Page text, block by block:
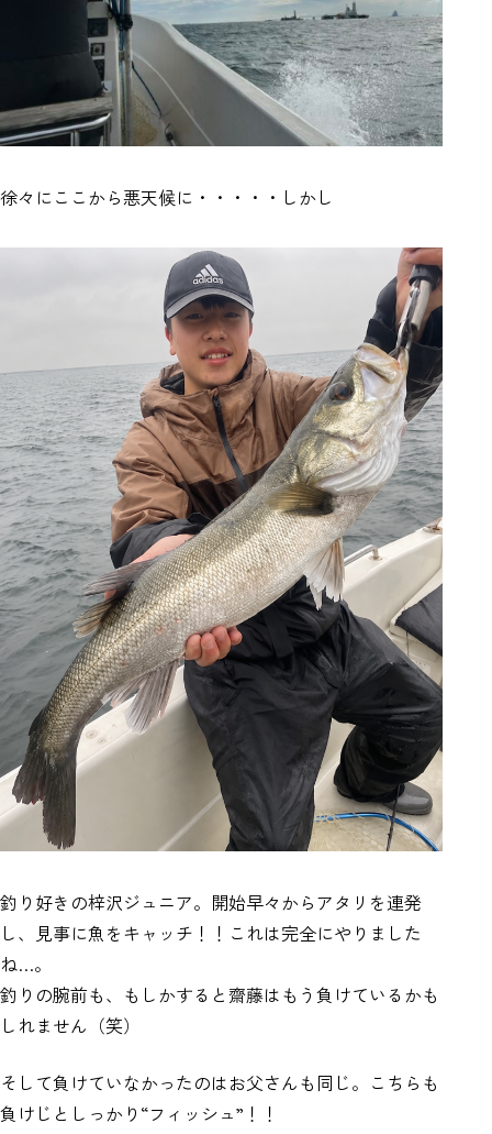
徐々にここから悪天候に・・・・・しかし
釣り好きの梓沢ジュニア。開始早々からアタリを連発
し、見事に魚をキャッチ！！これは完全にやりました
ね…。
釣りの腕前も、もしかすると齋藤はもう負けているかも
しれません（笑）
そして負けていなかったのはお父さんも同じ。こちらも
負けじとしっかり“フィッシュ”！！